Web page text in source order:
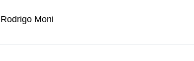
Rodrigo Moni